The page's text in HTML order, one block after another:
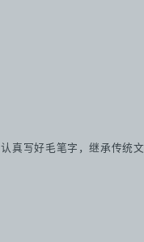
认真写好毛笔字，继承传统